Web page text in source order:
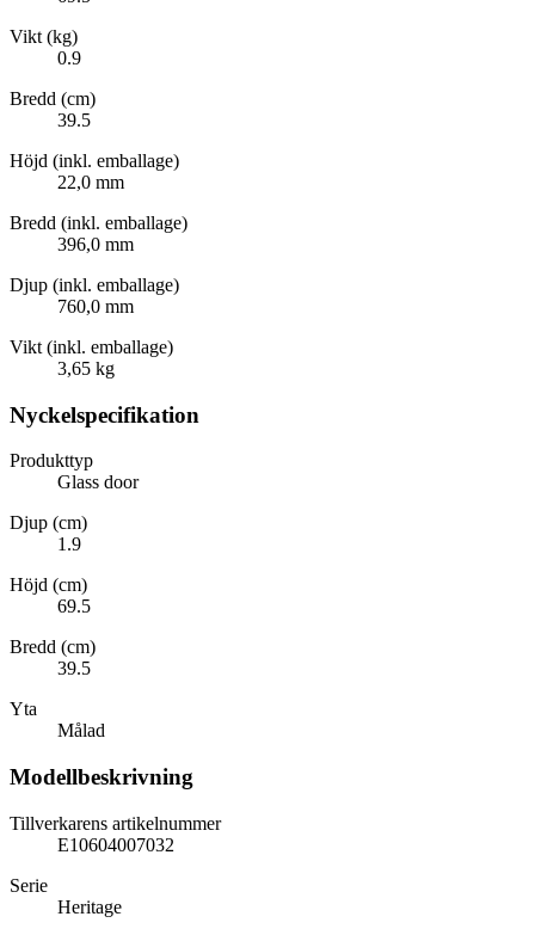
Vikt (kg)
0.9
Bredd (cm)
39.5
Höjd (inkl. emballage)
22,0 mm
Bredd (inkl. emballage)
396,0 mm
Djup (inkl. emballage)
760,0 mm
Vikt (inkl. emballage)
3,65 kg
Nyckelspecifikation
Produkttyp
Glass door
Djup (cm)
1.9
Höjd (cm)
69.5
Bredd (cm)
39.5
Yta
Målad
Modellbeskrivning
Tillverkarens artikelnummer
E10604007032
Serie
Heritage